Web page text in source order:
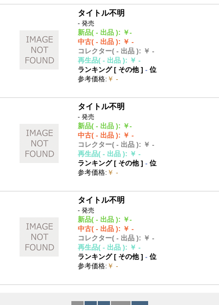
タイトル不明
- 発売
新品( - 出品 ): ￥-
中古( - 出品 ): ￥ -
コレクター( - 出品 ): ￥ -
再生品( - 出品 ): ￥ -
ランキング [ その他]- 位
参考価格: ￥ -
タイトル不明
- 発売
新品( - 出品 ): ￥-
中古( - 出品 ): ￥ -
コレクター( - 出品 ): ￥ -
再生品( - 出品 ): ￥ -
ランキング [ その他]- 位
参考価格: ￥ -
タイトル不明
- 発売
新品( - 出品 ): ￥-
中古( - 出品 ): ￥ -
コレクター( - 出品 ): ￥ -
再生品( - 出品 ): ￥ -
ランキング [ その他]- 位
参考価格: ￥ -